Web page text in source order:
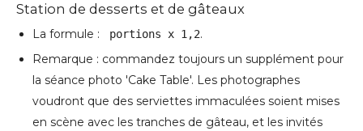
Station de desserts et de gâteaux
La formule : portions x 1,2.
Remarque : commandez toujours un supplément pour
la séance photo 'Cake Table'. Les photographes
voudront que des serviettes immaculées soient mises
en scène avec les tranches de gâteau, et les invités